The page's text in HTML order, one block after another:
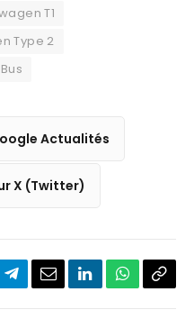
T1
Type 2
Actualités
X (Twitter)
PartagerEmailLinkedInWhatsApp